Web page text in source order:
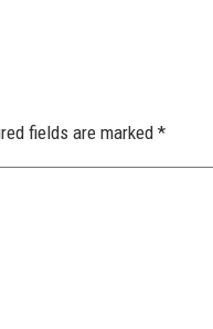
fields are marked*